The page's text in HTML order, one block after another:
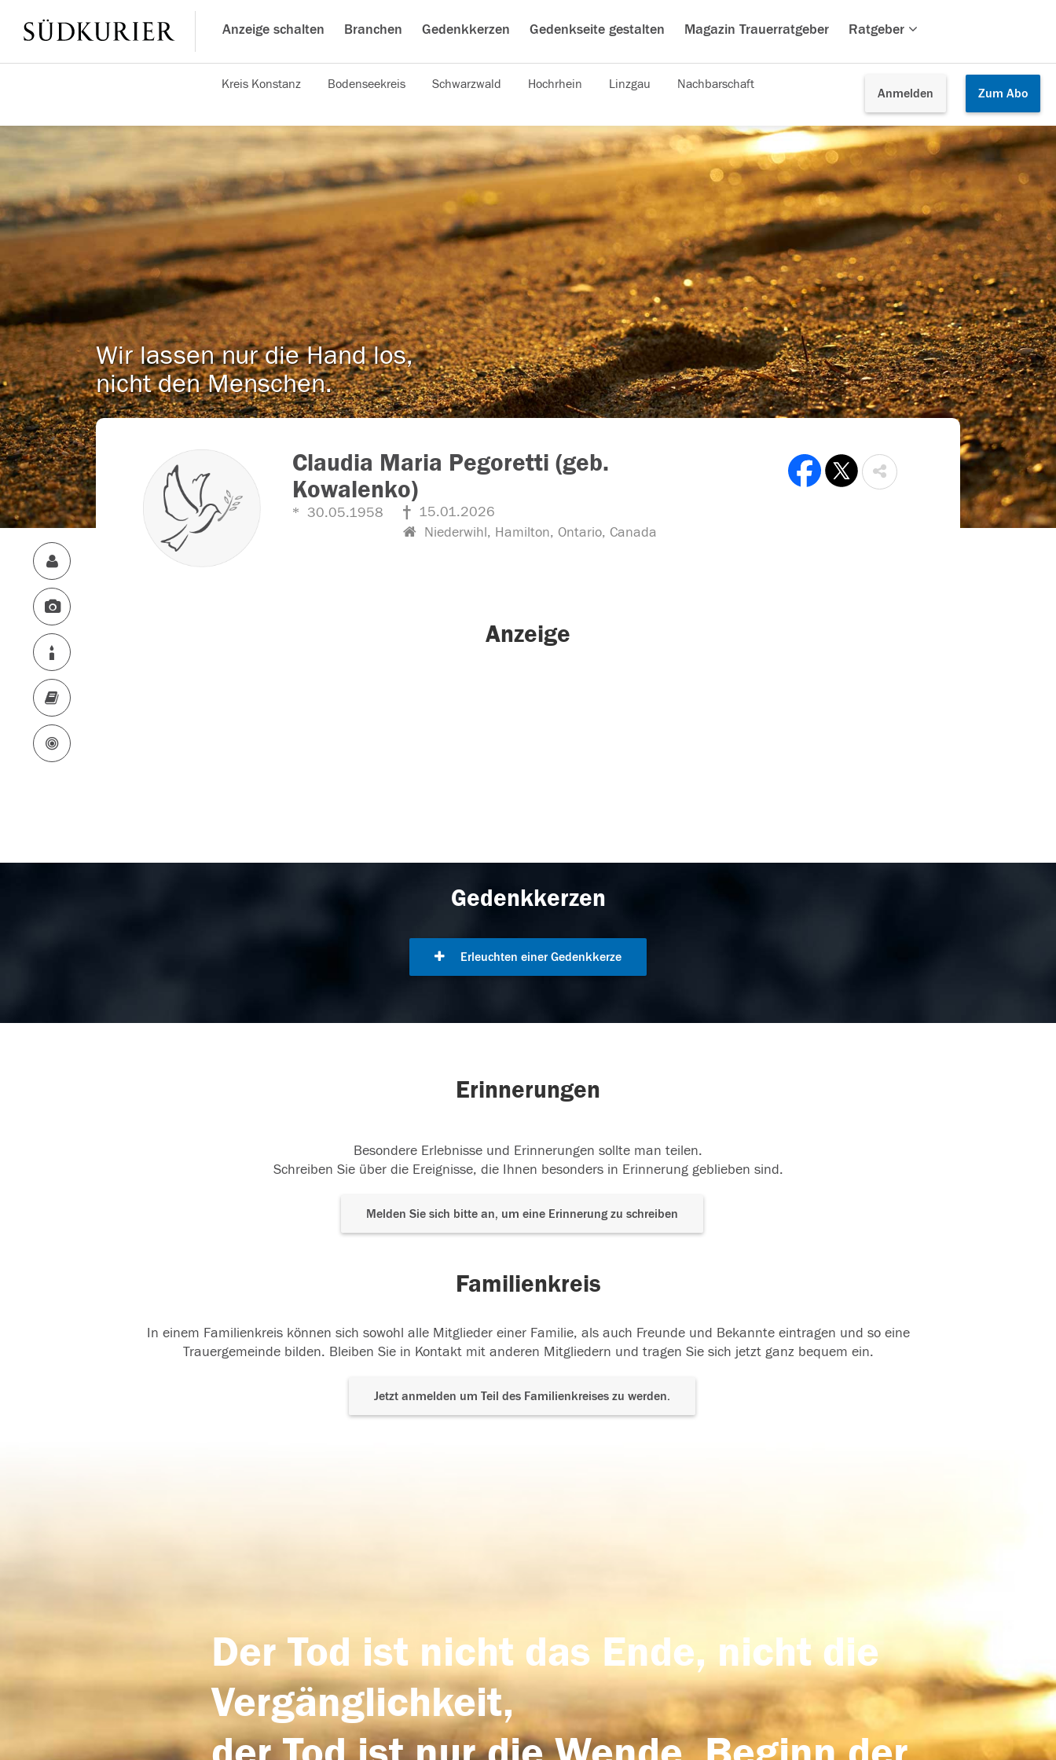
Anzeige schalten Branchen Gedenkkerzen Gedenkseite gestalten Magazin Trauerratgeber Ratgeber
Anmelden Zum Abo
Kreis Konstanz Bodenseekreis Schwarzwald Hochrhein Linzgau Nachbarschaft
Wir lassen nur die Hand los,
nicht den Menschen.
Claudia Maria Pegoretti (geb.
Kowalenko)
30.05.1958
15.01.2026
Niederwihl, Hamilton, Ontario, Canada
Anzeige
Gedenkkerzen
Erleuchten einer Gedenkkerze
Erinnerungen
Besondere Erlebnisse und Erinnerungen sollte man teilen.
Schreiben Sie über die Ereignisse, die Ihnen besonders in Erinnerung geblieben sind.
Melden Sie sich bitte an, um eine Erinnerung zu schreiben
Familienkreis
In einem Familienkreis können sich sowohl alle Mitglieder einer Familie, als auch Freunde und Bekannte eintragen und so eine
Trauergemeinde bilden. Bleiben Sie in Kontakt mit anderen Mitgliedern und tragen Sie sich jetzt ganz bequem ein.
Jetzt anmelden um Teil des Familienkreises zu werden.
Der Tod ist nicht das Ende, nicht die
Vergänglichkeit,